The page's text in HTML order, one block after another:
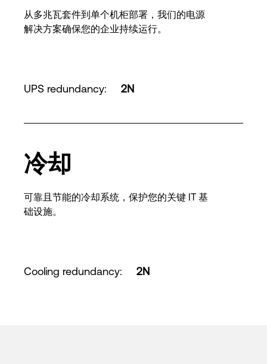
从多兆瓦套件到单个机柜部署，我们的电源
解决方案确保您的企业持续运行。
UPS redundancy: 2N
冷却
可靠且节能的冷却系统，保护您的关键 IT 基
础设施。
Cooling redundancy: 2N